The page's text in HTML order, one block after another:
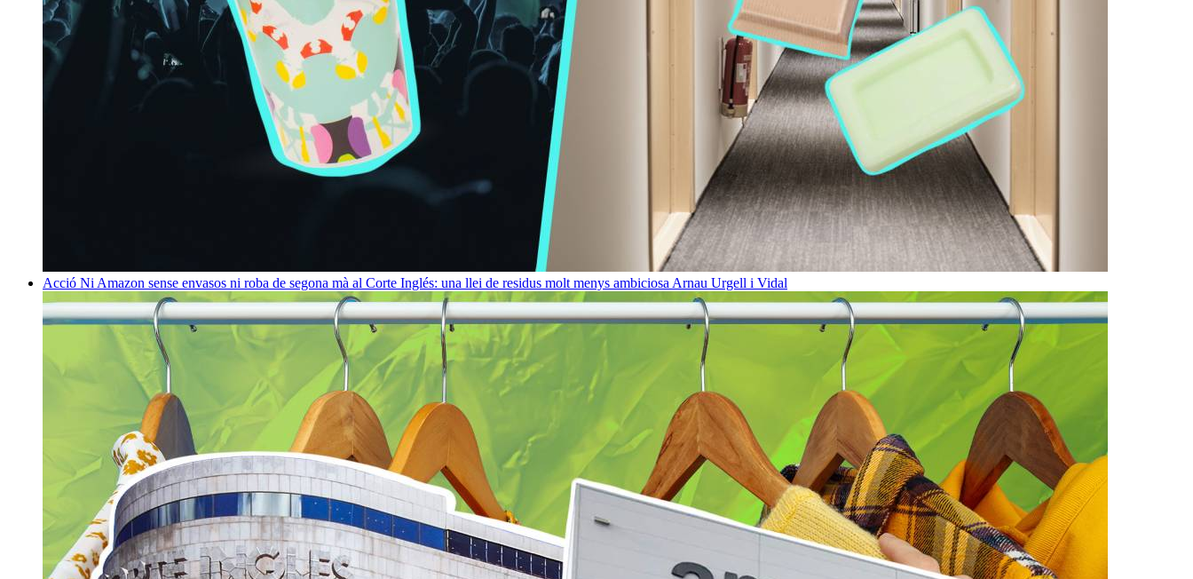
Acció Ni Amazon sense envasos ni roba de segona mà al Corte Inglés: una llei de residus molt menys ambiciosa Arnau Urgell i Vidal